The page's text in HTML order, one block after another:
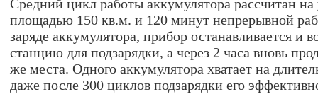
Средний цикл работы аккумулятора рассчитан
площадью 150 кв.м. и 120 минут непрерывной
заряде аккумулятора, прибор останавливается и
станцию для подзарядки, а через 2 часа вновь
же места. Одного аккумулятора хватает на
даже после 300 циклов подзарядки его